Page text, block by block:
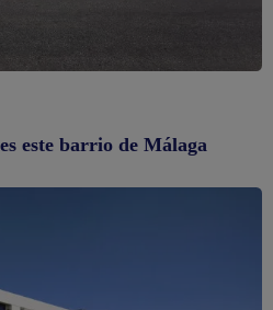
este barrio de Málaga